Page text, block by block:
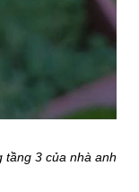
tầng 3 của nhà anh